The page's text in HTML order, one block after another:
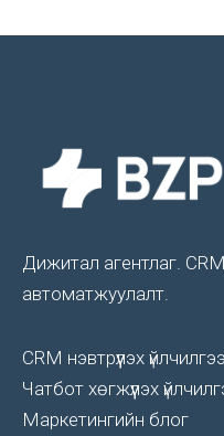
Дижитал агентлаг.
автоматжуулалт.
CRM нэвтрүүлэх үйлчилгээ
Чатбот хөгжүүлэх
Маркетингийн блог